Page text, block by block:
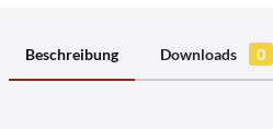
Beschreibung Downloads 0